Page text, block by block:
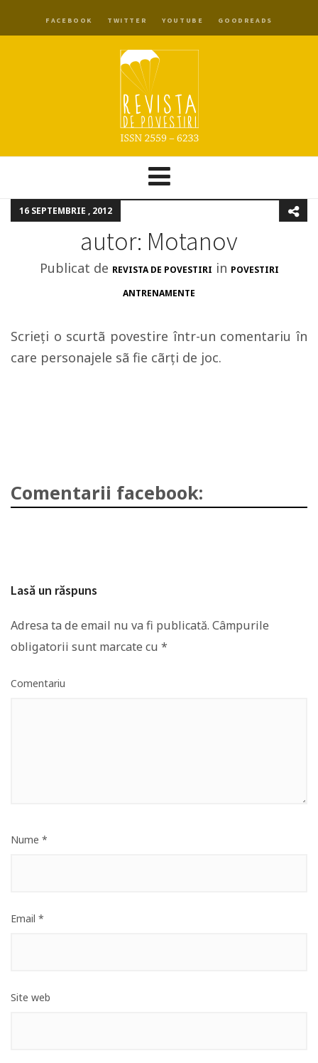
FACEBOOK TWITTER YOUTUBE GOODREADS
16 SEPTEMBRIE , 2012
autor: Motanov
Publicat de REVISTA DE POVESTIRI in POVESTIRI
ANTRENAMENTE
Scrieţi o scurtã povestire într-un comentariu în
care personajele sã fie cãrţi de joc.
Comentarii facebook:
Lasă un răspuns
Adresa ta de email nu va fi publicată. Câmpurile
obligatorii sunt marcate cu *
Comentariu
Nume *
Email *
Site web